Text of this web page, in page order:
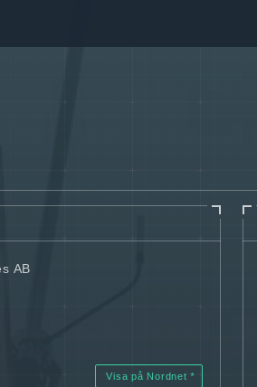
AB
Visa på Nordnet